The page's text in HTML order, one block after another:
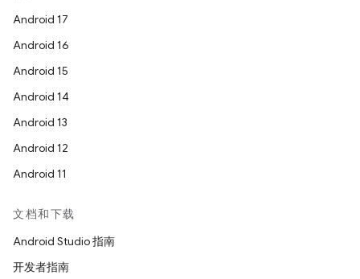
Android 17
Android 16
Android 15
Android 14
Android 13
Android 12
Android 11
文档和下载
Android Studio 指南
开发者指南